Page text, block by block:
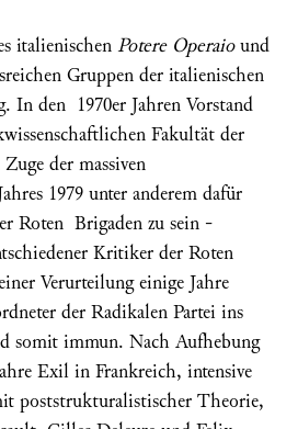
italienischenPotere Operaiound
Gruppen der italienischen
In den 1970er Jahren Vorstand
Fakultät der
der massiven
1979 unter anderem dafür
Roten Brigaden zu sein -
Kritiker der Roten
Verurteilung einige Jahre
der Radikalen Partei ins
somit immun. Nach Aufhebung
Exil in Frankreich, intensive
poststrukturalistischer Theorie,